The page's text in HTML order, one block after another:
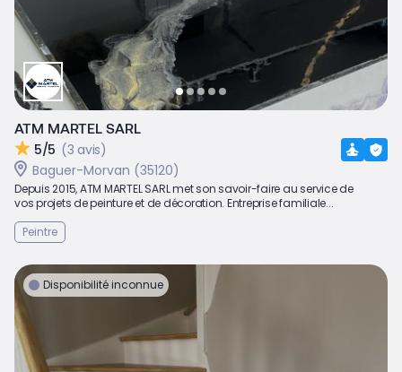
ATM MARTEL SARL
5/5 (3 avis)
Baguer-Morvan (35120)
Depuis 2015, ATM MARTEL SARL met son savoir-faire au service de
vos projets de peinture et de décoration. Entreprise familiale...
Peintre
Disponibilité inconnue